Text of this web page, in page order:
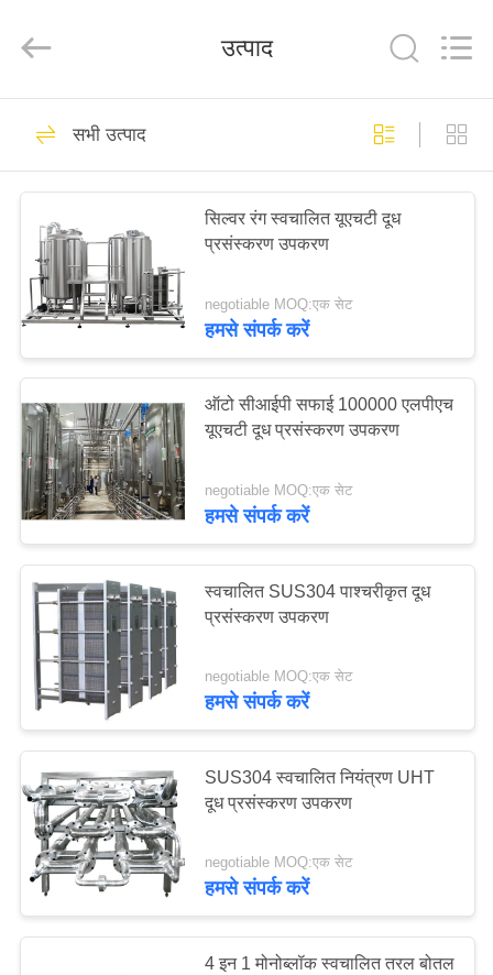
उत्पाद
हमारे
बारे
कारखाना
भ्रमण
गुणवत्ता
नियंत्रण
संपर्क
करें
एक
उद्धरण
की
विनती
करे
साइटमैप
Enterprise
Management
Rights
दूध भरने की लाइन
मोनोब्लॉक मिल्क फिलिंग
लाइन
7
एसेप्टिक मिल्क फिलिंग
लाइन
रोटरी दूध की बोतल भरने
की लाइन
उत्पाद
सभी उत्पाद
सिल्वर रंग स्वचालित यूएचटी दूध
प्रसंस्करण उपकरण
negotiable MOQ:एक सेट
हमसे संपर्क करें
ऑटो सीआईपी सफाई 100000 एलपीएच
यूएचटी दूध प्रसंस्करण उपकरण
negotiable MOQ:एक सेट
हमसे संपर्क करें
स्वचालित SUS304 पाश्चरीकृत दूध
प्रसंस्करण उपकरण
negotiable MOQ:एक सेट
हमसे संपर्क करें
SUS304 स्वचालित नियंत्रण UHT
दूध प्रसंस्करण उपकरण
negotiable MOQ:एक सेट
हमसे संपर्क करें
4 इन 1 मोनोब्लॉक स्वचालित तरल बोतल